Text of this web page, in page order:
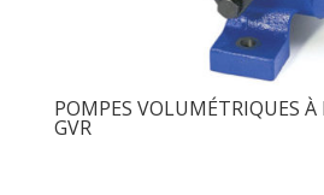
POMPES VOLUMÉTRIQUES À
GVR